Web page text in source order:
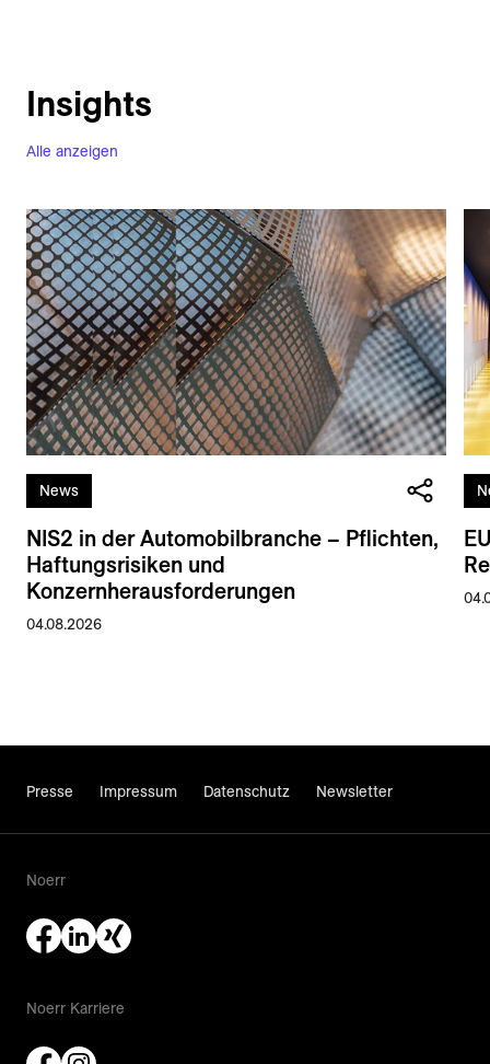
Alle anzeigen
Insights
News
NIS2 in der Automobilbranche – Pflichten,
Haftungsrisiken und
Konzernherausforderungen
04.08.2026
Presse Impressum Datenschutz Newsletter
Noerr
Noerr Karriere